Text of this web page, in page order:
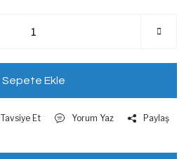
Sepete Ekle
Tavsiye Et Yorum Yaz Paylaş